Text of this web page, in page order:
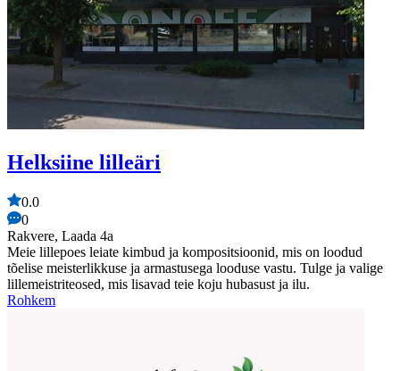
Helksiine lilleäri
0.0
0
Rakvere, Laada 4a
Meie lillepoes leiate kimbud ja kompositsioonid, mis on loodud
tõelise meisterlikkuse ja armastusega looduse vastu. Tulge ja valige
lillemeistriteosed, mis lisavad teie koju hubasust ja ilu.
Rohkem